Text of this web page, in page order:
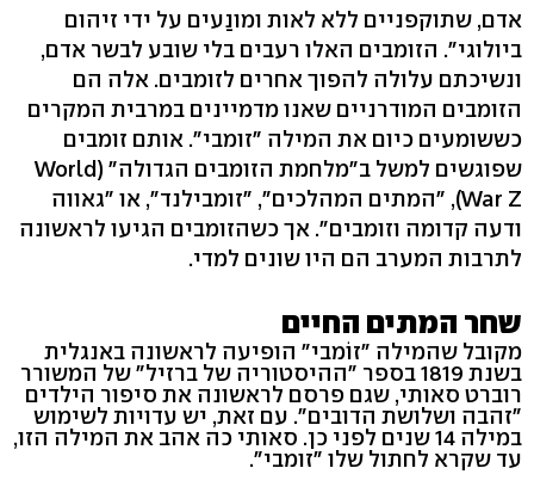
אדם, שתוקפניים ללא לאות ומונַעים על ידי זיהום
ביולוגי". הזומבים האלו רעבים בלי שובע לבשר אדם,
ונשיכתם עלולה להפוך אחרים לזומבים. אלה הם
הזומבים המודרניים שאנו מדמיינים במרבית המקרים
כששומעים כיום את המילה "זומבי". אותם זומבים
שפוגשים למשל ב"מלחמת הזומבים הגדולה" (World
War Z), "המתים המהלכים", "זומבילנד", או "גאווה
ודעה קדומה וזומבים". אך כשהזומבים הגיעו לראשונה
לתרבות המערב הם היו שונים למדי.
שחר המתים החיים
מקובל שהמילה "זוֹמבי" הופיעה לראשונה באנגלית
בשנת 1819 בספר "ההיסטוריה של ברזיל" של המשורר
רוברט סאותי, שגם פרסם לראשונה את סיפור הילדים
"זהבה ושלושת הדובים". עם זאת, יש עדויות לשימוש
במילה 14 שנים לפני כן. סאותי כה אהב את המילה הזו,
עד שקרא לחתול שלו "זומבי".